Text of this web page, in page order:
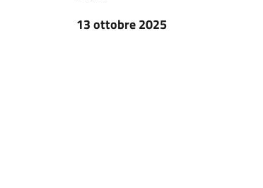
13 ottobre 2025